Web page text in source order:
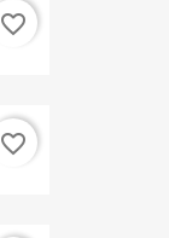
favorite_border
favorite_border